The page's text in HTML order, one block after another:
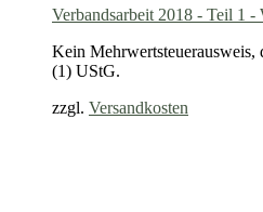
Verbandsarbeit 2018 - Teil 1
Kein Mehrwertsteuerausweis,
(1) UStG.
zzgl. Versandkosten